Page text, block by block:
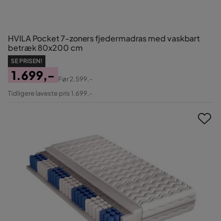
HVILA Pocket 7-zoners fjedermadras med vaskbart
betræk 80x200 cm
SE PRISEN!
Pris
1.699,-
Original
Før2.599,-
Tidligere laveste pris 1.699,-